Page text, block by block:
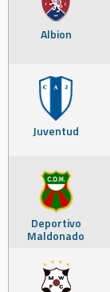
Albion
Juventud
Deportivo
Maldonado